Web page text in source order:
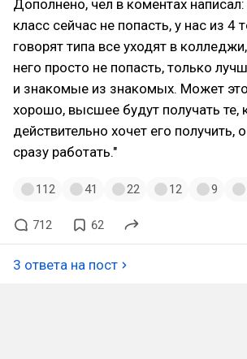
Дополнено, чел в коментах
класс сейчас не попасть, у нас из 4
говорят типа все уходят в
него просто не попасть, только
и знакомые из знакомых. Может
хорошо, высшее будут получать те,
действительно хочет его получить,
сразу работать."
112 41 22 12 9
712 62
3 ответа на пост